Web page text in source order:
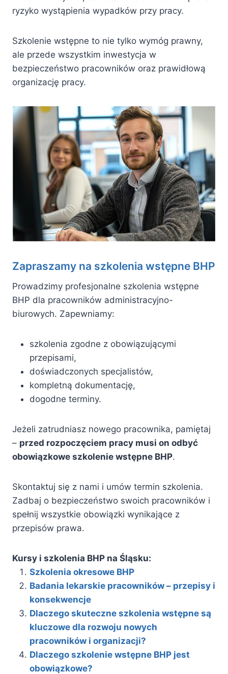
ryzyko wystąpienia wypadków przy pracy.
Szkolenie wstępne to nie tylko wymóg prawny,
ale przede wszystkim inwestycja w
bezpieczeństwo pracowników oraz prawidłową
organizację pracy.
Zapraszamy na szkolenia wstępne BHP
Prowadzimy profesjonalne szkolenia wstępne
BHP dla pracowników administracyjno-
biurowych. Zapewniamy:
szkolenia zgodne z obowiązującymi
przepisami,
doświadczonych specjalistów,
kompletną dokumentację,
dogodne terminy.
Jeżeli zatrudniasz nowego pracownika, pamiętaj
– przed rozpoczęciem pracy musi on odbyć
obowiązkowe szkolenie wstępne BHP.
Skontaktuj się z nami i umów termin szkolenia.
Zadbaj o bezpieczeństwo swoich pracowników i
spełnij wszystkie obowiązki wynikające z
przepisów prawa.
Kursy i szkolenia BHP na Śląsku:
Szkolenia okresowe BHP
Badania lekarskie pracowników – przepisy i
konsekwencje
Dlaczego skuteczne szkolenia wstępne są
kluczowe dla rozwoju nowych
pracowników i organizacji?
Dlaczego szkolenie wstępne BHP jest
obowiązkowe?